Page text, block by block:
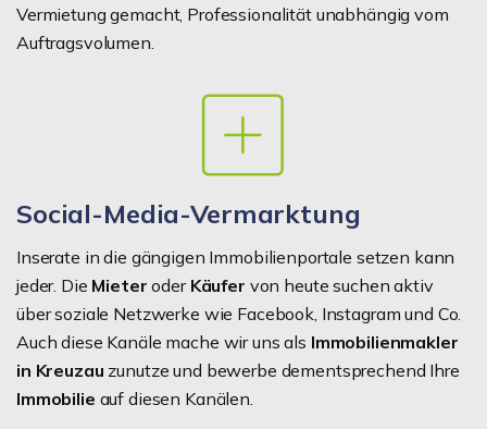
Vermietung gemacht, Professionalität unabhängig vom
Auftragsvolumen.
Social-Media-Vermarktung
Inserate in die gängigen Immobilienportale setzen kann
jeder. Die Mieter oderKäufer von heute suchen aktiv
über soziale Netzwerke wie Facebook, Instagram und Co.
Auch diese Kanäle mache wir uns als Immobilienmakler
in Kreuzau zunutze und bewerbe dementsprechend Ihre
Immobilie auf diesen Kanälen.